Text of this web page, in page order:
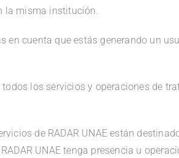
la misma institución.
en cuenta que estás generando un
los servicios y operaciones de
de RADAR UNAE están
UNAE tenga presencia u